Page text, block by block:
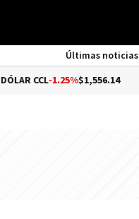
Últimas noticias
-1.25%$1,556.14